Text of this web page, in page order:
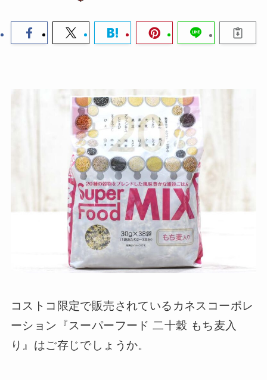
コストコ限定で販売されているカネスコーポレ
ーション『スーパーフード 二十穀 もち麦入
り』はご存じでしょうか。